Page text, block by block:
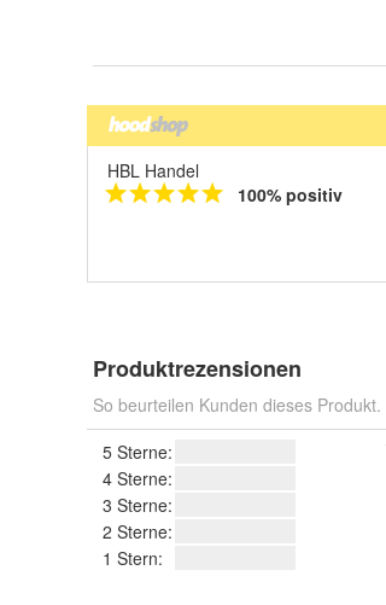
HBL Handel
100% positiv
Produktrezensionen
So beurteilen Kunden dieses Produkt.
5 Sterne:
4 Sterne:
3 Sterne:
2 Sterne:
1 Stern: